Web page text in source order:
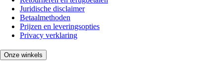
Juridische disclaimer
Betaalmethoden
Prijzen en leveringsopties
Privacy verklaring
Onze winkels